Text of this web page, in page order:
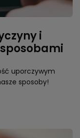
i
uporczywym
sposoby!